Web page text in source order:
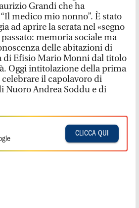
Grandi che ha
medico mio nonno”. È stato
ad aprire la serata nel «segno
memoria sociale ma
delle abitazioni di
di Efisio Mario Monni dal titolo
Oggi intitolazione della prima
il capolavoro di
Nuoro Andrea Soddu e di
CLICCA QUI